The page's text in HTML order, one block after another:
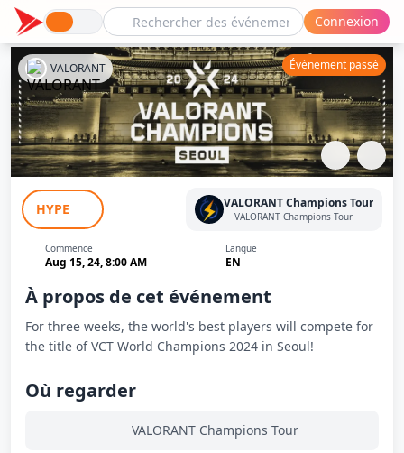
Connexion
VCT Champions 2024: G2 Esports -
Leviatán Esports
VALORANT Événement passé
HYPE VALORANT Champions Tour
VALORANT Champions Tour
Commence
Aug 15, 24, 8:00 AM
Langue
EN
À propos de cet événement
For three weeks, the world's best players will compete for
the title of VCT World Champions 2024 in Seoul!
Où regarder
VALORANT Champions Tour